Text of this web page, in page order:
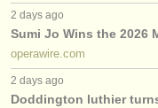
2 days ago
Sumi Jo Wins the 2026
operawire.com
2 days ago
Doddington luthier